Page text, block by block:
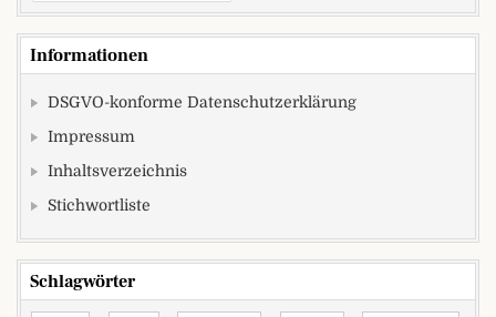
Informationen
DSGVO-konforme Datenschutzerklärung
Impressum
Inhaltsverzeichnis
Stichwortliste
Schlagwörter